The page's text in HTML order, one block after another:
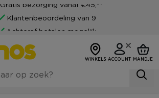
Gratis bezorging vanaf €45,-*
Klantenbeoordeling van 9
Achteraf betalen mogelijk
WINKELS ACCOUNT MANDJE